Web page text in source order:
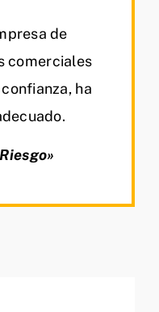
de
comerciales
ha